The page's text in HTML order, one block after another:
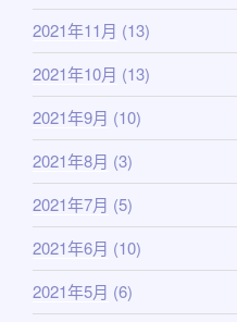
2021年11月 (13)
2021年10月 (13)
2021年9月 (10)
2021年8月 (3)
2021年7月 (5)
2021年6月 (10)
2021年5月 (6)